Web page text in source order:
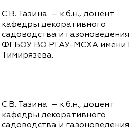
С.В. Тазина – к.б.н., доцент
кафедры декоративного
садоводства и газоноведения
ФГБОУ ВО РГАУ-МСХА имени
Тимирязева.
С.В. Тазина – к.б.н., доцент
кафедры декоративного
садоводства и газоноведения